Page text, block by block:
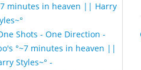
minutes in heaven || Harry
Shots - One Direction -
°~7 minutes in heaven ||
Styles~° -